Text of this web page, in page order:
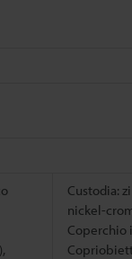
Custodia:
nickel-
Coperchio